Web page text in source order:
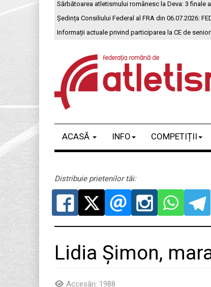
Sărbătoarea atletismului românesc la Deva: 3 finale
Ședința Consiliului Federal al FRA din 06.07.2026:
Informații actuale privind participarea la CE de
ACASĂ INFO COMPETIȚII
Distribuie prietenilor tăi:
Lidia Șimon,
Accesări: 1988